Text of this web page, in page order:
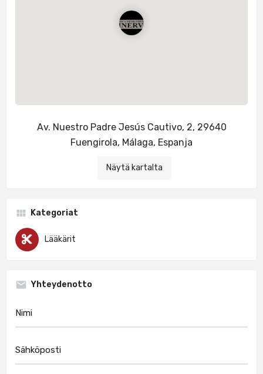
Av. Nuestro Padre Jesús Cautivo, 2, 29640
Fuengirola, Málaga, Espanja
Näytä kartalta
Kategoriat
Lääkärit
Yhteydenotto